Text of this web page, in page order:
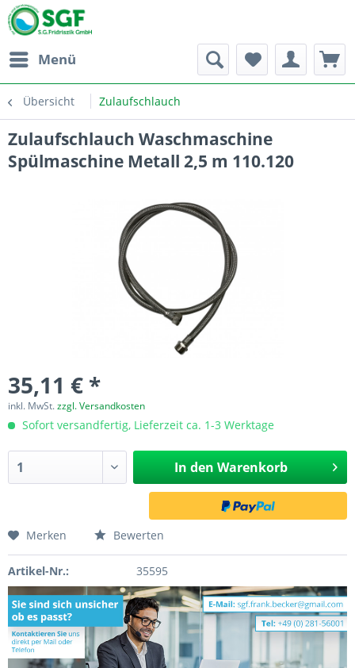
Menü
Übersicht Zulaufschlauch
Zulaufschlauch Waschmaschine
Spülmaschine Metall 2,5 m 110.120
35,11 € *
inkl. MwSt.zzgl. Versandkosten
Sofort versandfertig, Lieferzeit ca. 1-3 Werktage
In den Warenkorb
Merken Bewerten
Artikel-Nr.: 35595